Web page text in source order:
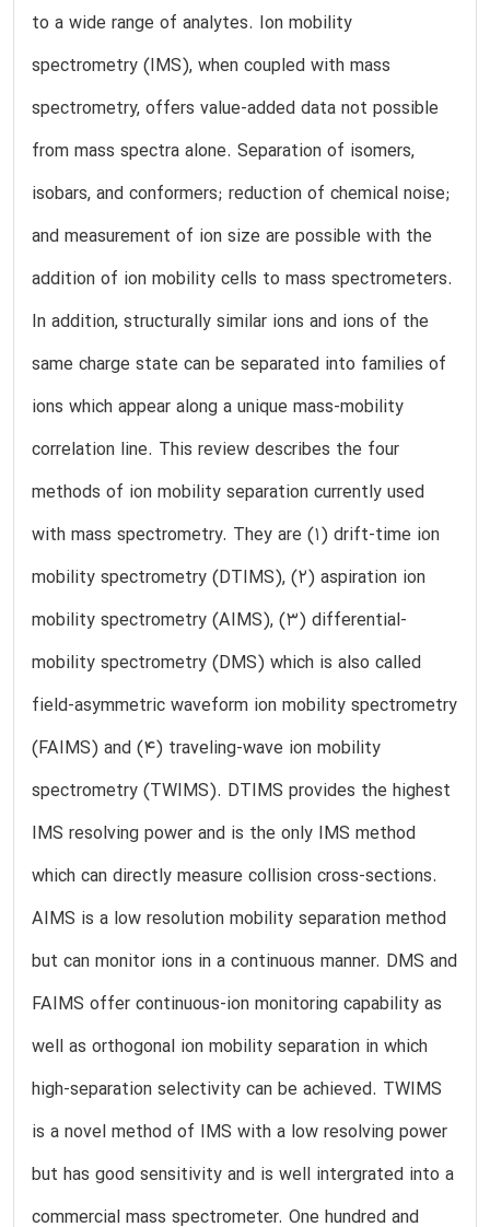
to a wide range of analytes. Ion mobility
spectrometry (IMS), when coupled with mass
spectrometry, offers value-added data not possible
from mass spectra alone. Separation of isomers,
isobars, and conformers; reduction of chemical noise;
and measurement of ion size are possible with the
addition of ion mobility cells to mass spectrometers.
In addition, structurally similar ions and ions of the
same charge state can be separated into families of
ions which appear along a unique mass-mobility
correlation line. This review describes the four
methods of ion mobility separation currently used
with mass spectrometry. They are (1) drift-time ion
mobility spectrometry (DTIMS), (2) aspiration ion
mobility spectrometry (AIMS), (3) differential-
mobility spectrometry (DMS) which is also called
field-asymmetric waveform ion mobility spectrometry
(FAIMS) and (4) traveling-wave ion mobility
spectrometry (TWIMS). DTIMS provides the highest
IMS resolving power and is the only IMS method
which can directly measure collision cross-sections.
AIMS is a low resolution mobility separation method
but can monitor ions in a continuous manner. DMS and
FAIMS offer continuous-ion monitoring capability as
well as orthogonal ion mobility separation in which
high-separation selectivity can be achieved. TWIMS
is a novel method of IMS with a low resolving power
but has good sensitivity and is well intergrated into a
commercial mass spectrometer. One hundred and